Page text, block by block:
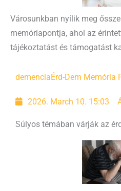
Városunkban nyílik meg
memóriapontja, ahol az
tájékoztatást és támogatást
demenciaÉrd-Dem Memória
2026. March 10. 15:03
Súlyos témában várják az